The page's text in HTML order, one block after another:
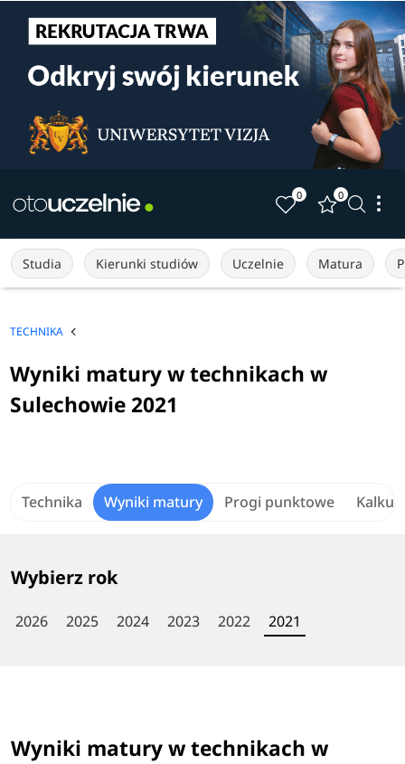
0 0
Studia Kierunki studiów Uczelnie Matura
TECHNIKA
Wyniki matury w technikach w
Sulechowie 2021
Technika Wyniki matury Progi punktowe
Wybierz rok
2026 2025 2024 2023 2022 2021
Wyniki matury w technikach w